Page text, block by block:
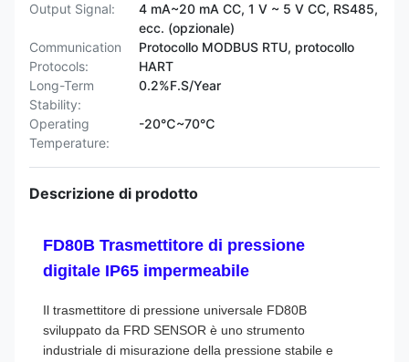
Output Signal:
4 mA~20 mA CC, 1 V ~ 5 V CC, RS485,
ecc. (opzionale)
Communication
Protocols:
Protocollo MODBUS RTU, protocollo
HART
Long-Term
Stability:
0.2%F.S/Year
Operating
Temperature:
-20℃~70℃
Descrizione di prodotto
FD80B Trasmettitore di pressione
digitale IP65 impermeabile
Il trasmettitore di pressione universale FD80B
sviluppato da FRD SENSOR è uno strumento
industriale di misurazione della pressione stabile e